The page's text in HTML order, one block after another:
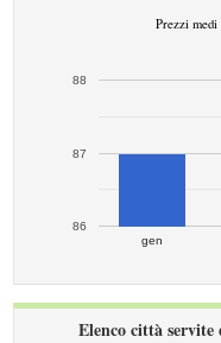
Prezzi
gen
86
87
88
Elenco città